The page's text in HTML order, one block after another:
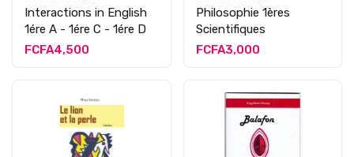
Interactions in English
1ére A - 1ére C - 1ére D
FCFA4,500
Philosophie 1ères
Scientifiques
FCFA3,000